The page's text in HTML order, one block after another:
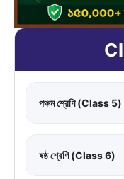
পঞ্চম শ্রেণি (Class 5)
ষষ্ঠ শ্রেণি (Class 6)